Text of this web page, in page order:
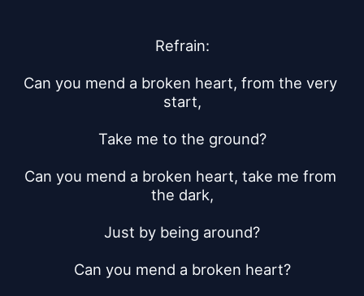
Refrain:
Can you mend a broken heart, from the very
start,
Take me to the ground?
Can you mend a broken heart, take me from
the dark,
Just by being around?
Can you mend a broken heart?